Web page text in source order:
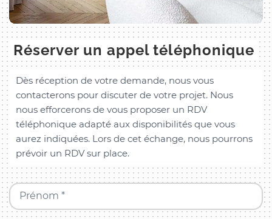
Réserver un appel téléphonique
Dès réception de votre demande, nous vous
contacterons pour discuter de votre projet. Nous
nous efforcerons de vous proposer un RDV
téléphonique adapté aux disponibilités que vous
aurez indiquées. Lors de cet échange, nous pourrons
prévoir un RDV sur place.
Prénom *